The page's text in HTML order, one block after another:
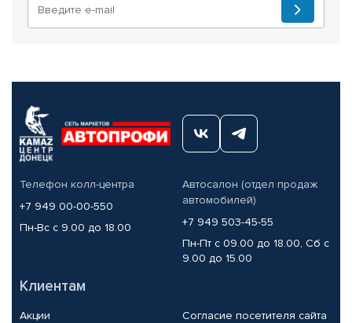
Телефон колл-центра
+7 949 00-00-550
Пн-Вс с 9.00 до 18.00
Автосалон (отдел продаж
автомобилей)
+7 949 503-45-55
Пн-Пт с 09.00 до 18.00, Сб с
9.00 до 15.00
Клиентам
Акции
Согласие посетителя сайта